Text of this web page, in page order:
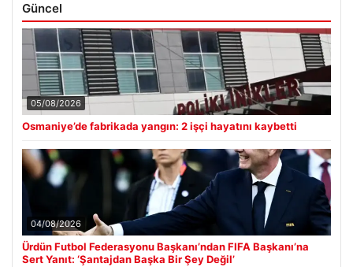
Güncel
05/08/2026
Osmaniye’de fabrikada yangın: 2 işçi hayatını kaybetti
04/08/2026
Ürdün Futbol Federasyonu Başkanı’ndan FIFA Başkanı’na
Sert Yanıt: ‘Şantajdan Başka Bir Şey Değil’